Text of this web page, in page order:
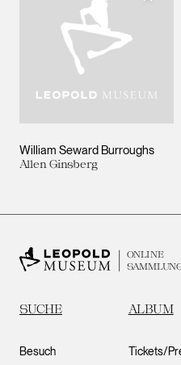
William Seward Burroughs
Allen Ginsberg
ONLINE
SUCHE ALBUM
Besuch Tickets/